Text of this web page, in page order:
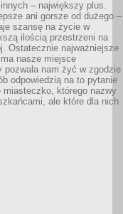
– największy plus.
ani gorsze od dużego –
szansę na życie w
ilością przestrzeni na
Ostatecznie najważniejsze
nasze miejsce
pozwala nam żyć w zgodzie
odpowiedzią na to pytanie
miasteczko, którego nazwy
ale które dla nich